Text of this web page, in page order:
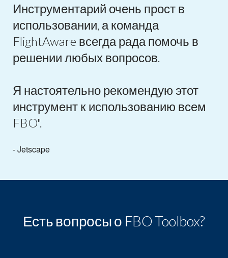
Инструментарий очень прост в
использовании, а команда
FlightAware всегда рада помочь в
решении любых вопросов.
Я настоятельно рекомендую этот
инструмент к использованию всем
FBO".
- Jetscape
Есть вопросы о FBO Toolbox?